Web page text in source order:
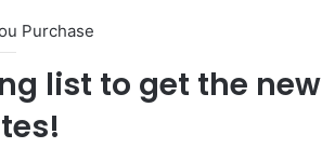
Purchase
list to get the new